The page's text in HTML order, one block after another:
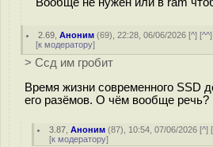
2.69 ,Аноним (69), 22:28, 06/06/2026 [^] [^^
[к модератору]
> Ссд им гробит
Время жизни современного SSD
его разёмов. О чём вообще речь?
3.87 ,Аноним (87), 10:54, 07/06/2026 [^] [
[к модератору]